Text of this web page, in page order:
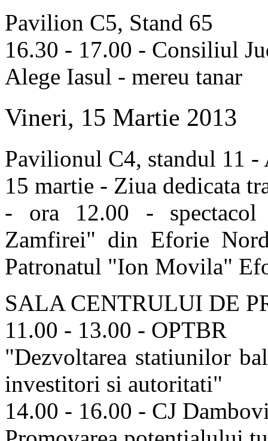
Pavilion C5, Stand 65
16.30 - 17.00 - Consiliul
Alege Iasul - mereu tanar
Vineri, 15 Martie 2013
Pavilionul C4, standul 11
15 martie - Ziua dedicata
- ora 12.00 - spectacol
Zamfirei" din Eforie
Patronatul "Ion Movila"
SALA CENTRULUI DE
11.00 - 13.00 - OPTBR
"Dezvoltarea statiunilor
investitori si autoritati"
14.00 - 16.00 - CJ